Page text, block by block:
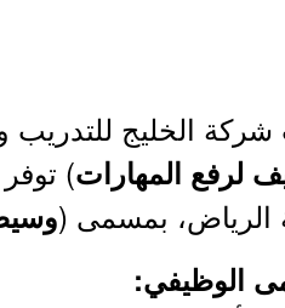
الخليج للتدريب
لرفع المهارات
الرياض، بمسمى (
الوظيفي: